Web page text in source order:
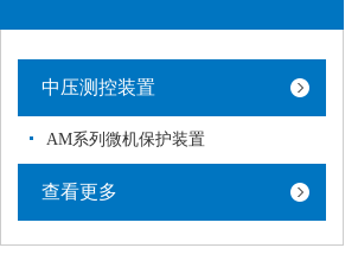
中压测控装置
AM系列微机保护装置
查看更多